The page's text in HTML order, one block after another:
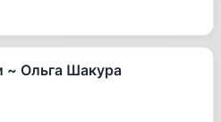
~ Ольга Шакура